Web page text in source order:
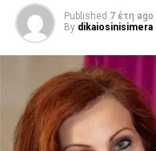
Published 7 έτη ago
By dikaiosinisimera